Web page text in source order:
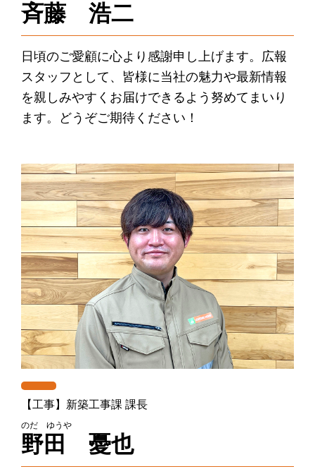
斉藤 浩二
日頃のご愛顧に心より感謝申し上げます。広報
スタッフとして、皆様に当社の魅力や最新情報
を親しみやすくお届けできるよう努めてまいり
ます。どうぞご期待ください！
【工事】新築工事課 課長
のだ ゆうや
野田 憂也